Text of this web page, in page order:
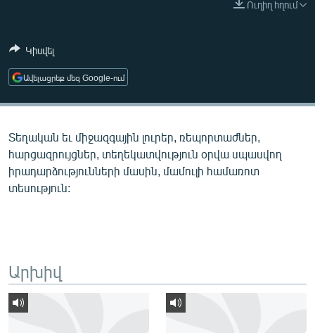
ՄԵԿՆԱԲԱՆՈՒԹՅՈՒՆ
ԿՈՐՈՆԱՎԻՐՈՒՍ
ԱՐԽԻՎ
ՏԵՍԱՆՅՈՒԹԵՐ
ՓՈԴՔԱՍԹ
Հայերեն
Ուղիղ հղում
Կիսվել
Ավելացրեք մեզ Google-ում
Տեղական եւ միջազգային լուրեր, ռեպորտաժներ,
հարցազրույցներ, տեղեկատվություն օրվա սպասվող
իրադարձությունների մասին, մամուլի համառոտ
տեսություն:
Արխիվ